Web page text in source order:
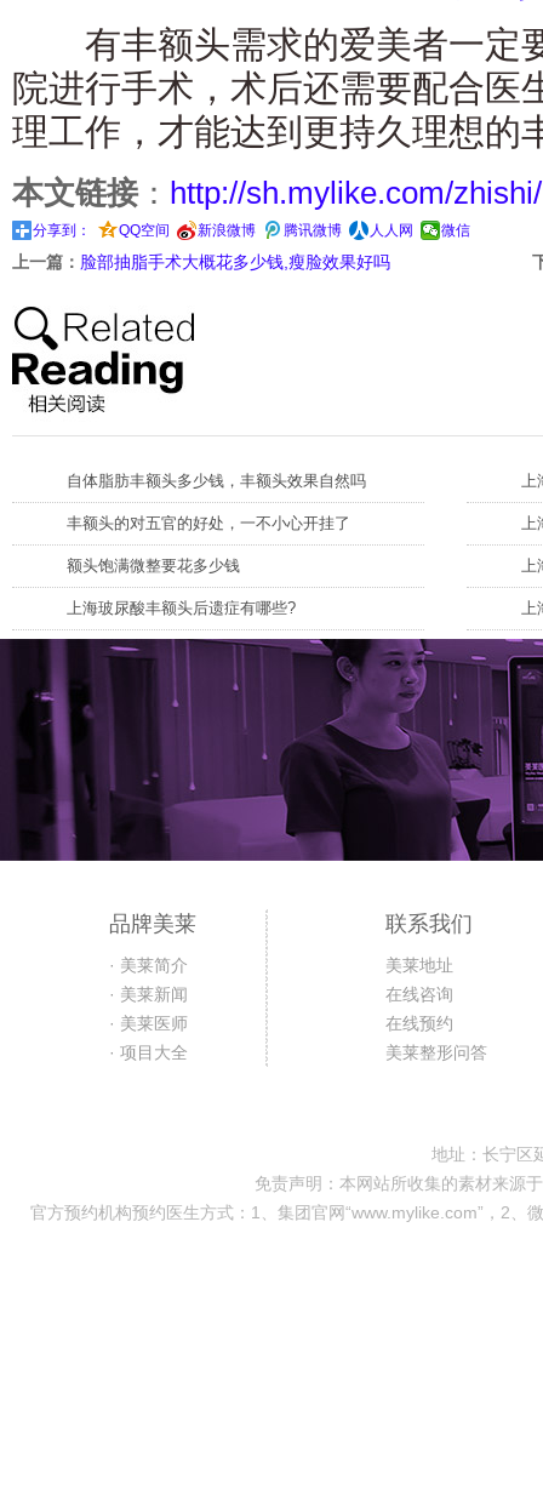
有丰额头需求的爱美者一定
院进行手术，术后还需要配合医
理工作，才能达到更持久理想的
本文链接： http://sh.mylike.com/
分享到： QQ空间 新浪微博 腾讯微博 人人网 微信
上一篇： 脸部抽脂手术大概花多少钱,瘦脸效果好吗
自体脂肪丰额头多少钱，丰额头效果自然吗 上
丰额头的对五官的好处，一不小心开挂了 上
额头饱满微整要花多少钱 上
上海玻尿酸丰额头后遗症有哪些? 上
品牌美莱
· 美莱简介
· 美莱新闻
· 美莱医师
· 项目大全
联系我们
美莱地址
在线咨询
在线预约
美莱整形问答
地址：长宁区
免责声明：本网站所收集的素材来源
官方预约机构预约医生方式：1、集团官网“www.mylike.com”，2